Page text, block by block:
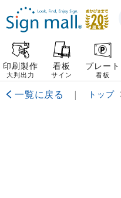
印刷製作
大判出力
看板
サイン
プレート
看板
一覧に戻る | トップ